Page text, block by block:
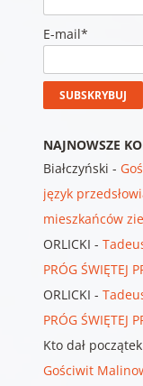
E-mail*
NAJNOWSZE
Białczyński -
język
mieszkańców
ORLICKI -
PRÓG ŚWIĘTEJ
ORLICKI -
PRÓG ŚWIĘTEJ
Kto dał
Gościwit